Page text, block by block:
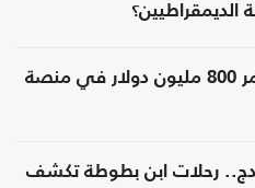
"أريد" القطرية تستثمر 800 مليون دولار في منصة
رحلات ابن بطوطة تكشف